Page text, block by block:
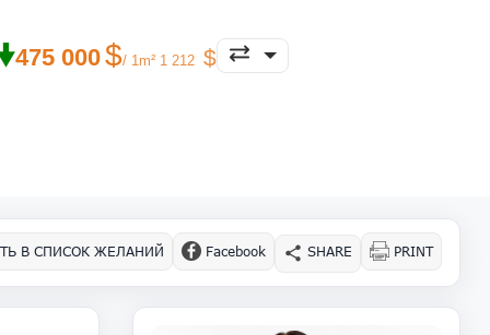
475 000 / 1m² 1 212
В СПИСОК ЖЕЛАНИЙ Facebook SHARE PRINT